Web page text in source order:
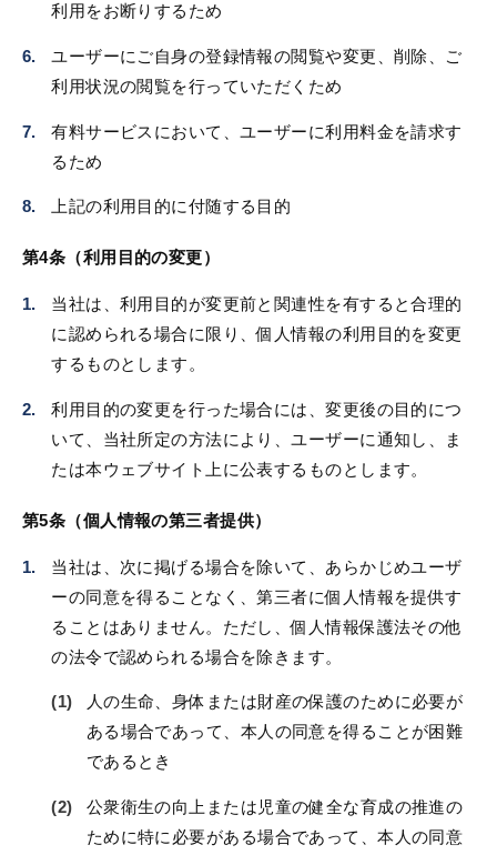
利用をお断りするため
ユーザーにご自身の登録情報の閲覧や変更、削除、ご
利用状況の閲覧を行っていただくため
有料サービスにおいて、ユーザーに利用料金を請求す
るため
上記の利用目的に付随する目的
第4条（利用目的の変更）
当社は、利用目的が変更前と関連性を有すると合理的
に認められる場合に限り、個人情報の利用目的を変更
するものとします。
利用目的の変更を行った場合には、変更後の目的につ
いて、当社所定の方法により、ユーザーに通知し、ま
たは本ウェブサイト上に公表するものとします。
第5条（個人情報の第三者提供）
当社は、次に掲げる場合を除いて、あらかじめユーザ
ーの同意を得ることなく、第三者に個人情報を提供す
ることはありません。ただし、個人情報保護法その他
の法令で認められる場合を除きます。
人の生命、身体または財産の保護のために必要が
ある場合であって、本人の同意を得ることが困難
であるとき
公衆衛生の向上または児童の健全な育成の推進の
ために特に必要がある場合であって、本人の同意